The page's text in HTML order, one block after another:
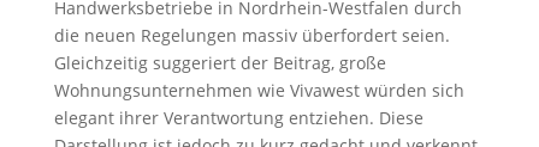
Handwerksbetriebe in Nordrhein-Westfalen durch
die neuen Regelungen massiv überfordert seien.
Gleichzeitig suggeriert der Beitrag, große
Wohnungsunternehmen wie Vivawest würden sich
elegant ihrer Verantwortung entziehen. Diese